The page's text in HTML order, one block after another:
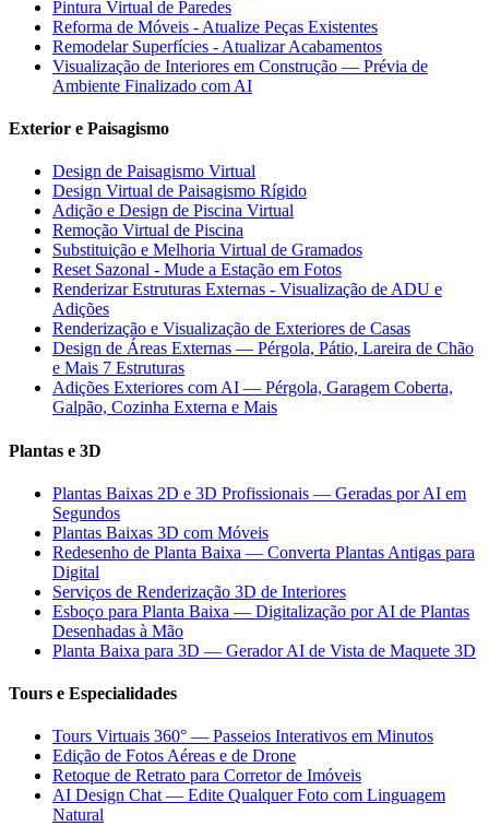
Pintura Virtual de Paredes
Reforma de Móveis - Atualize Peças Existentes
Remodelar Superfícies - Atualizar Acabamentos
Visualização de Interiores em Construção — Prévia de
Ambiente Finalizado com AI
Exterior e Paisagismo
Design de Paisagismo Virtual
Design Virtual de Paisagismo Rígido
Adição e Design de Piscina Virtual
Remoção Virtual de Piscina
Substituição e Melhoria Virtual de Gramados
Reset Sazonal - Mude a Estação em Fotos
Renderizar Estruturas Externas - Visualização de ADU e
Adições
Renderização e Visualização de Exteriores de Casas
Design de Áreas Externas — Pérgola, Pátio, Lareira de Chão
e Mais 7 Estruturas
Adições Exteriores com AI — Pérgola, Garagem Coberta,
Galpão, Cozinha Externa e Mais
Plantas e 3D
Plantas Baixas 2D e 3D Profissionais — Geradas por AI em
Segundos
Plantas Baixas 3D com Móveis
Redesenho de Planta Baixa — Converta Plantas Antigas para
Digital
Serviços de Renderização 3D de Interiores
Esboço para Planta Baixa — Digitalização por AI de Plantas
Desenhadas à Mão
Planta Baixa para 3D — Gerador AI de Vista de Maquete 3D
Tours e Especialidades
Tours Virtuais 360° — Passeios Interativos em Minutos
Edição de Fotos Aéreas e de Drone
Retoque de Retrato para Corretor de Imóveis
AI Design Chat — Edite Qualquer Foto com Linguagem
Natural